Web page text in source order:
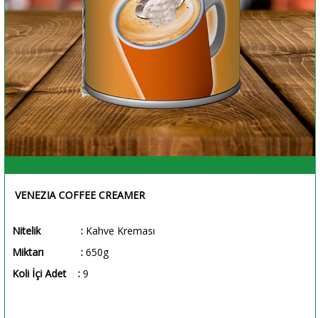
VENEZIA COFFEE CREAMER
Nitelik : Kahve Kreması
Miktarı
: 650g
Koli İçi Adet
: 9